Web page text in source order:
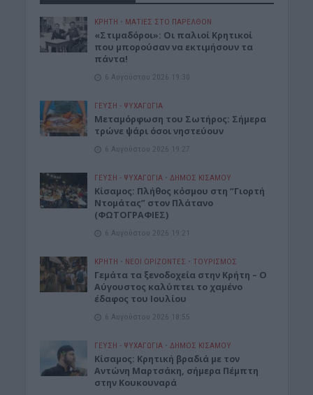
ΚΡΗΤΗ • ΜΑΤΙΕΣ ΣΤΟ ΠΑΡΕΛΘΟΝ
«Στιμαδόροι»: Οι παλιοί Κρητικοί
που μπορούσαν να εκτιμήσουν τα
πάντα!
6 Αυγούστου 2026 19:30
ΓΕΎΣΗ - ΨΥΧΑΓΩΓΊΑ
Μεταμόρφωση του Σωτήρος: Σήμερα
τρώνε ψάρι όσοι νηστεύουν
6 Αυγούστου 2026 19:27
ΓΕΎΣΗ - ΨΥΧΑΓΩΓΊΑ • ΔΉΜΟΣ ΚΙΣΆΜΟΥ
Κίσαμος: Πλήθος κόσμου στη “Γιορτή
Ντομάτας” στον Πλάτανο
(ΦΩΤΟΓΡΑΦΙΕΣ)
6 Αυγούστου 2026 19:21
ΚΡΗΤΗ • ΝΕΟΙ ΟΡΙΖΟΝΤΕΣ • ΤΟΥΡΙΣΜΟΣ
Γεμάτα τα ξενοδοχεία στην Κρήτη – Ο
Αύγουστος καλύπτει το χαμένο
έδαφος του Ιουλίου
6 Αυγούστου 2026 18:55
ΓΕΎΣΗ - ΨΥΧΑΓΩΓΊΑ • ΔΉΜΟΣ ΚΙΣΆΜΟΥ
Kίσαμος: Κρητική βραδιά με τον
Αντώνη Μαρτσάκη, σήμερα Πέμπτη
στην Κουκουναρά